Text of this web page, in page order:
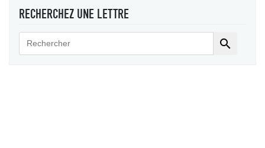
RECHERCHEZ UNE LETTRE
